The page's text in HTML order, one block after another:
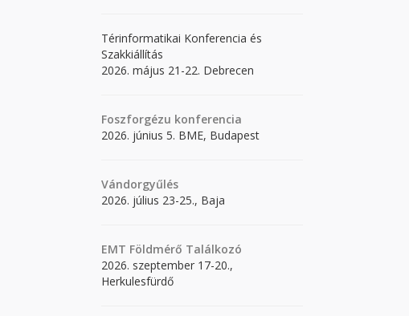
Térinformatikai Konferencia és
Szakkiállítás
2026. május 21-22. Debrecen
Foszforgézu konferencia
2026. június 5. BME, Budapest
Vándorgyűlés
2026. július 23-25., Baja
EMT Földmérő Találkozó
2026. szeptember 17-20.,
Herkulesfürdő